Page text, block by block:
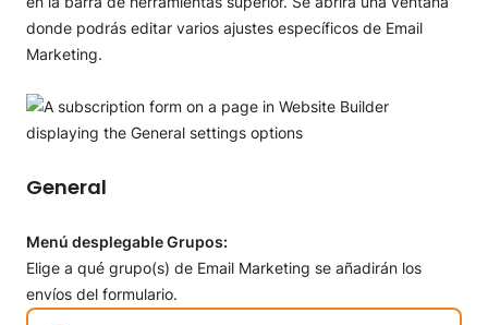
donde podrás editar varios ajustes específicos de Email
Marketing.
General
Menú desplegable Grupos:
Elige a qué grupo(s) de Email Marketing se añadirán los
envíos del formulario.